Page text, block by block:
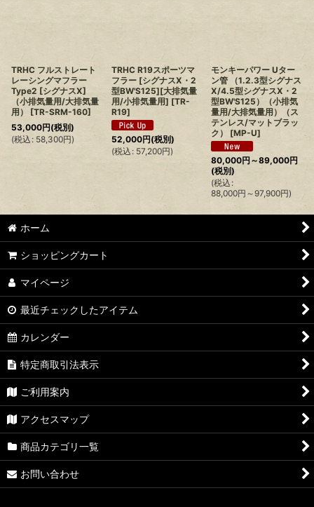
TRHC フルストレート
レーシングマフラー
Type2 [シグナスX]
（小排気量用/大排気量
用）
[TR-SRM-160]
53,000円(税別)
(税込 : 58,300円)
TRHC R19スポーツマ
フラー [シグナスX・2
型BW'S125][大排気量
用/小排気量用] [TR-
R19]
52,000円(税別)
(税込 : 57,200円)
モンキーパワー Uター
ン管 （1.2.3型シグナス
X/4.5型シグナスX・2
型BW'S125）（小排気
量用/大排気量用）（ス
テンレス/マットブラッ
ク）
[MP-U]
80,000円 ～89,000円
(税別)
(税込 :
88,000円 ～97,900円)
ホーム
ショッピングカート
マイページ
最近チェックしたアイテム
カレンダー
特定商取引法表示
ご利用案内
アクセスマップ
商品カテゴリ一覧
お問い合わせ